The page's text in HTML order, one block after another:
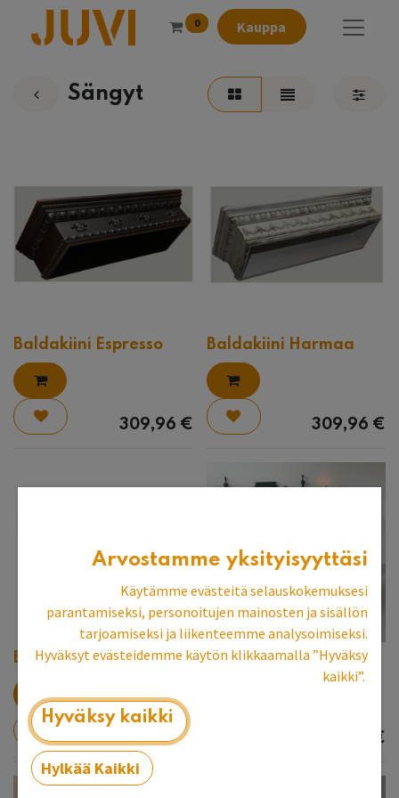
0 Kauppa
Sängyt
Baldakiini Espresso
309,96 €
Baldakiini Harmaa
309,96 €
Baldakiini Valkoinen
309,96€
Daniel-sänky 80 cm
€
Arvostamme yksityisyyttäsi
Käytämme evästeitä selauskokemuksesi
parantamiseksi, personoitujen mainosten ja sisällön
tarjoamiseksi ja liikenteemme analysoimiseksi.
Hyväksyt evästeidemme käytön klikkaamalla ”Hyväksy
kaikki”.
Hyväksy kaikki
Hylkää Kaikki